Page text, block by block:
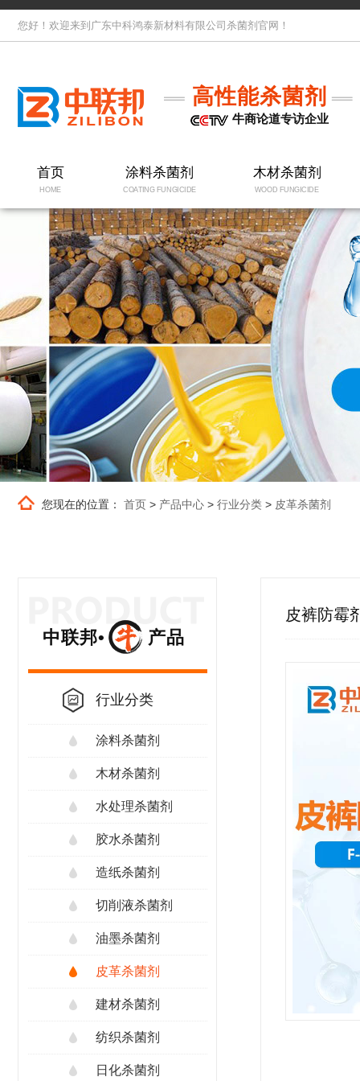
您好！欢迎来到广东中科鸿泰新材料有限公司杀菌剂官网！
高性能杀菌剂
牛商论道专访企业
首页
HOME
涂料杀菌剂
COATING FUNGICIDE
木材杀菌剂
WOOD FUNGICIDE
您现在的位置： 首页 > 产品中心 > 行业分类 > 皮革杀菌剂
中联邦• 产品
行业分类
涂料杀菌剂
木材杀菌剂
水处理杀菌剂
胶水杀菌剂
造纸杀菌剂
切削液杀菌剂
油墨杀菌剂
皮革杀菌剂
建材杀菌剂
纺织杀菌剂
日化杀菌剂
皮裤防霉